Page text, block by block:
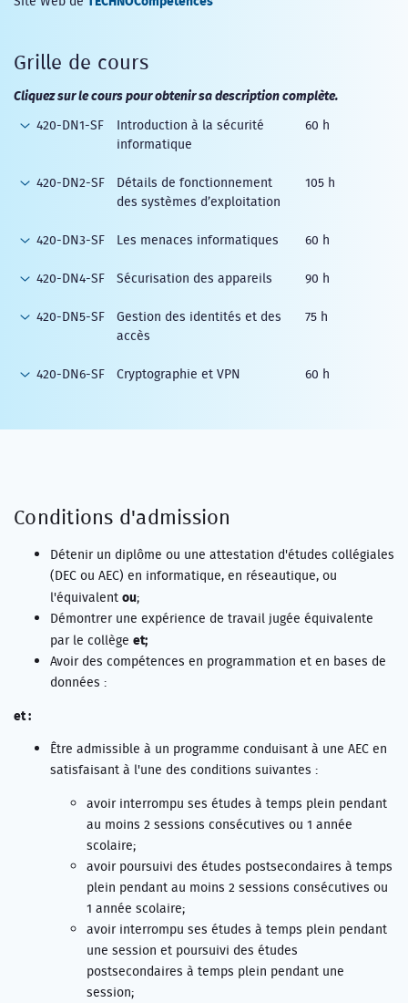
Grille de cours
Cliquez sur le cours pour obtenir sa description complète.
420-DN1-SF
Introduction à la sécurité
informatique
60 h
420-DN2-SF
Détails de fonctionnement
des systèmes d’exploitation
105 h
420-DN3-SF Les menaces informatiques 60 h
420-DN4-SF Sécurisation des appareils 90 h
420-DN5-SF
Gestion des identités et des
accès
75 h
420-DN6-SF Cryptographie et VPN 60 h
Conditions d'admission
Détenir un diplôme ou une attestation d'études collégiales
(DEC ou AEC) en informatique, en réseautique, ou
l'équivalent ou;
Démontrer une expérience de travail jugée équivalente
par le collège et;
Avoir des compétences en programmation et en bases de
données :
et :
Être admissible à un programme conduisant à une AEC en
satisfaisant à l'une des conditions suivantes :
avoir interrompu ses études à temps plein pendant
au moins 2 sessions consécutives ou 1 année
scolaire;
avoir poursuivi des études postsecondaires à temps
plein pendant au moins 2 sessions consécutives ou
1 année scolaire;
avoir interrompu ses études à temps plein pendant
une session et poursuivi des études
postsecondaires à temps plein pendant une
session;